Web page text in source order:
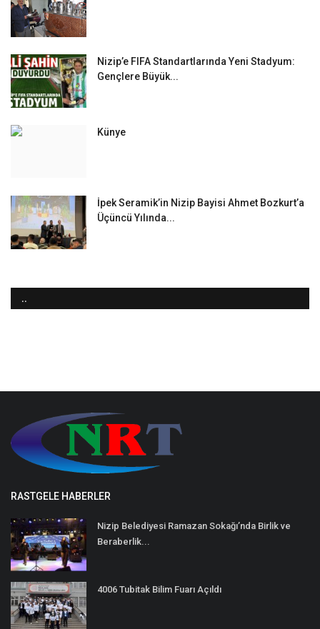
Nizip’e FIFA Standartlarında Yeni Stadyum:
Gençlere Büyük...
Künye
İpek Seramik’in Nizip Bayisi Ahmet Bozkurt’a
Üçüncü Yılında...
..
RASTGELE HABERLER
Nizip Belediyesi Ramazan Sokağı’nda Birlik ve
Beraberlik...
4006 Tubitak Bilim Fuarı Açıldı